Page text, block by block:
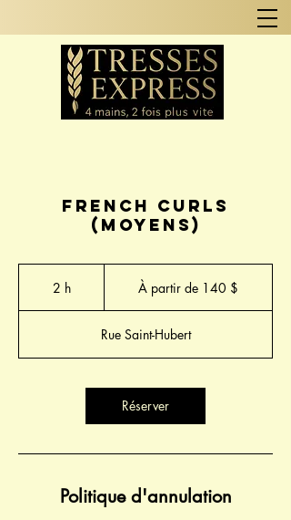
French Curls
(Moyens)
2 h
canadiens
À partir de 140 $
Rue Saint-Hubert
Réserver
Politique d'annulation